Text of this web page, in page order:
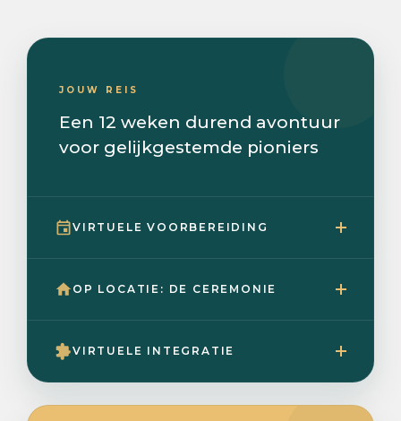
JOUW REIS
Een 12 weken durend avontuur
voor gelijkgestemde pioniers
VIRTUELE VOORBEREIDING
OP LOCATIE: DE CEREMONIE
VIRTUELE INTEGRATIE